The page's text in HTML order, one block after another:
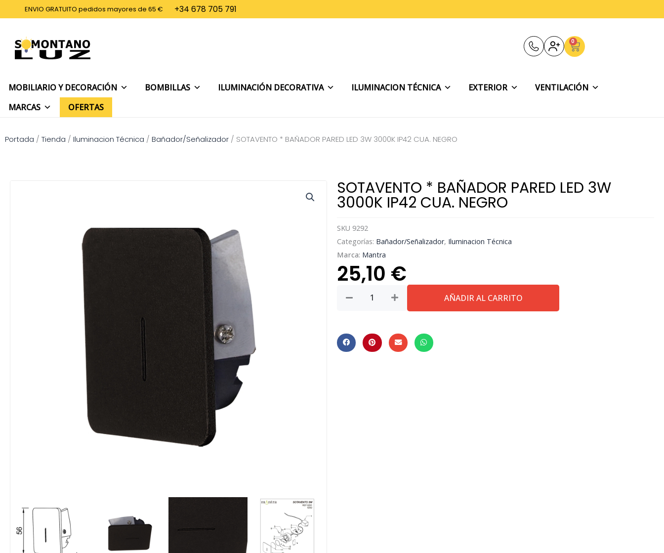
al
ENVIO GRATUITO pedidos mayores de 65 € +34 678 705 791
0
Carrito
MOBILIARIO Y DECORACIÓN BOMBILLAS ILUMINACIÓN DECORATIVA ILUMINACION TÉCNICA EXTERIOR
VENTILACIÓN
MARCAS
OFERTAS
Portada / Tienda / Iluminacion Técnica / Bañador/Señalizador / SOTAVENTO * BAÑADOR PARED LED 3W 3000K IP42 CUA. NEGRO
SOTAVENTO * BAÑADOR PARED LED 3W
3000K IP42 CUA. NEGRO
SKU 9292
Categorías: Bañador/Señalizador, Iluminacion Técnica
Marca: Mantra
25,10 €
LED
AÑADIR AL CARRITO